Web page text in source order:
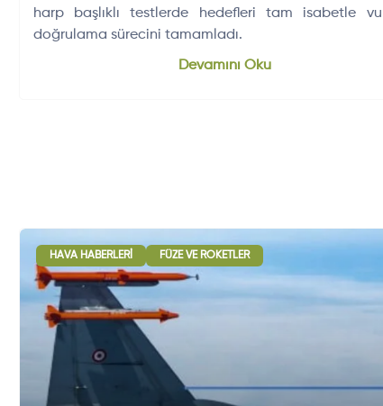
harp başlıklı testlerde hedefleri tam isabetle
doğrulama sürecini tamamladı.
Devamını Oku
HAVA HABERLERI FÜZE VE ROKETLER